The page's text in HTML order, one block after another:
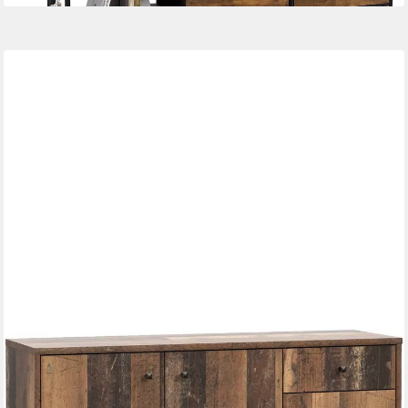
FORTE
Kommode Tempra, Kommode, 3 Türen, 2 Schubkästen, viel
Stauraum
108,8 x 85,5 x 34,8 cm
B/H/T